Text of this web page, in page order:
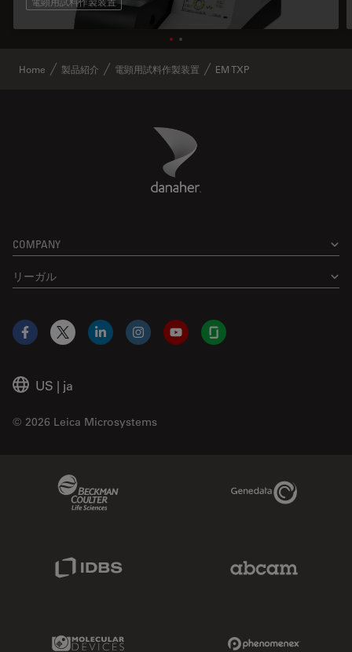
Home 製品紹介 電顕用試料作製装置 EM TXP
Danaher Logo
COMPANY
リーガル
US | ja
© 2026 Leica Microsystems
Facebook
X LinkedInInstagramYouTubeGlassdoor
Genedata Link
Molecular Devices Link